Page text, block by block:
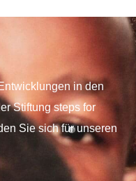
in den
Stiftung steps for
Sie sich für unseren